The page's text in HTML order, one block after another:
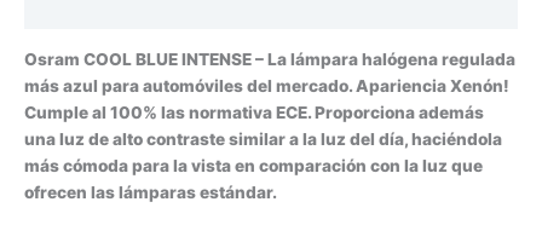
Osram COOL BLUE INTENSE – La lámpara halógena regulada
más azul para automóviles del mercado. Apariencia Xenón!
Cumple al 100% las normativa ECE. Proporciona además
una luz de alto contraste similar a la luz del día, haciéndola
más cómoda para la vista en comparación con la luz que
ofrecen las lámparas estándar.